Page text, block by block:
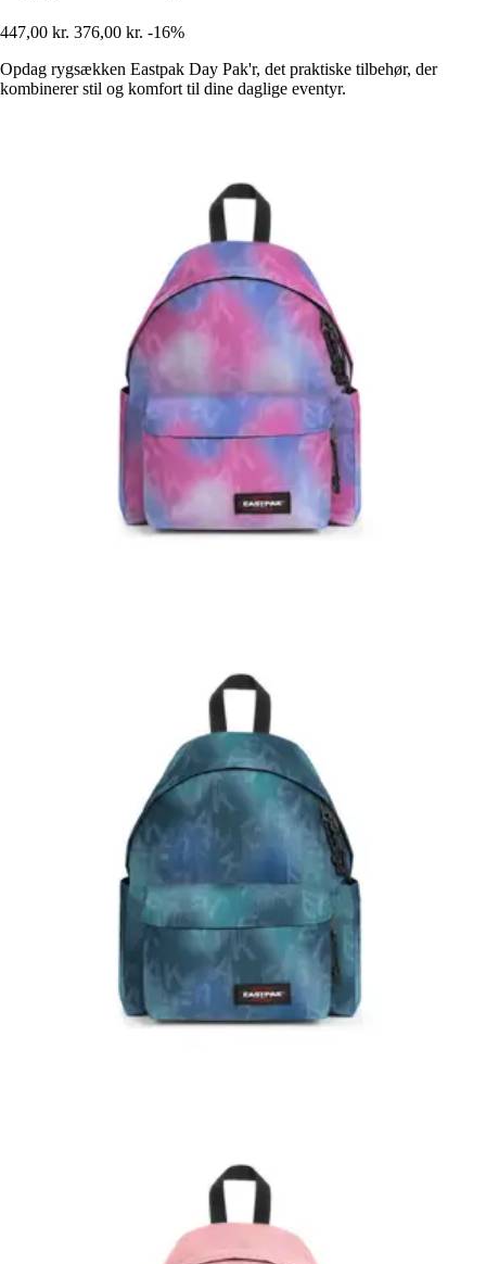
447,00 kr. 376,00 kr. -16%
Opdag rygsækken Eastpak Day Pak'r, det praktiske tilbehør, der
kombinerer stil og komfort til dine daglige eventyr.